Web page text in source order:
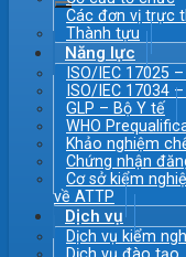
Các đơn vị trực
Thành tựu
Năng lực
ISO/IEC 17025 –
ISO/IEC 17034 –
GLP – Bộ Y tế
WHO
Khảo nghiệm
Chứng nhận
Cơ sở kiểm
về ATTP
Dịch vụ
Dịch vụ kiểm
Dịch vụ đào tạo